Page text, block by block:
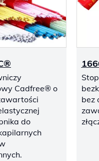
Cadfree® o
do
bez